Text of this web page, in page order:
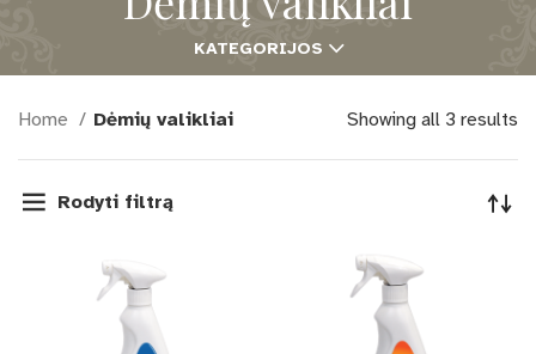
KATEGORIJOS
Home Dėmių valikliai Showing all 3 results
Rodyti filtrą